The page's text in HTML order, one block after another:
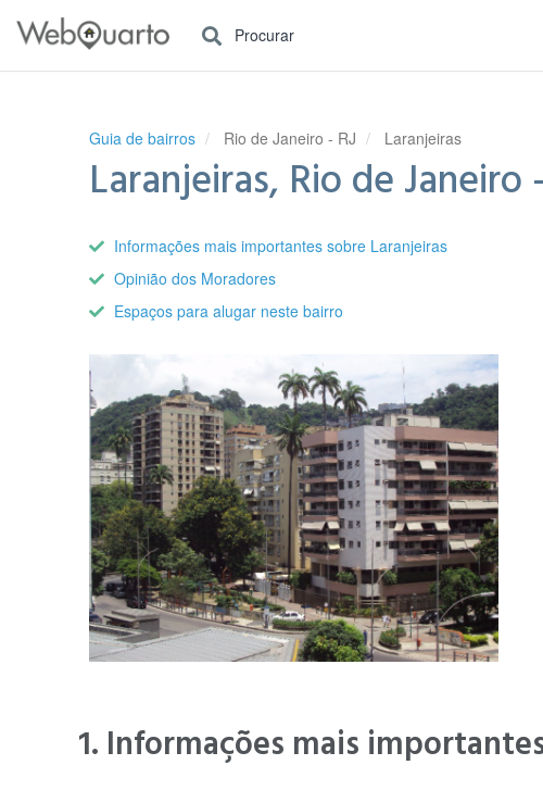
Procurar
Guia de bairros Rio de Janeiro - RJ Laranjeiras
Laranjeiras, Rio de Janeiro
Informações mais importantes sobre Laranjeiras
Opinião dos Moradores
Espaços para alugar neste bairro
1. Informações mais